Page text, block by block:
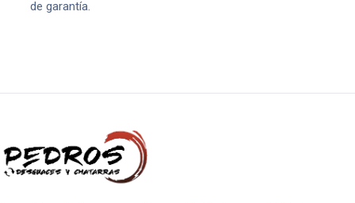
de garantía.